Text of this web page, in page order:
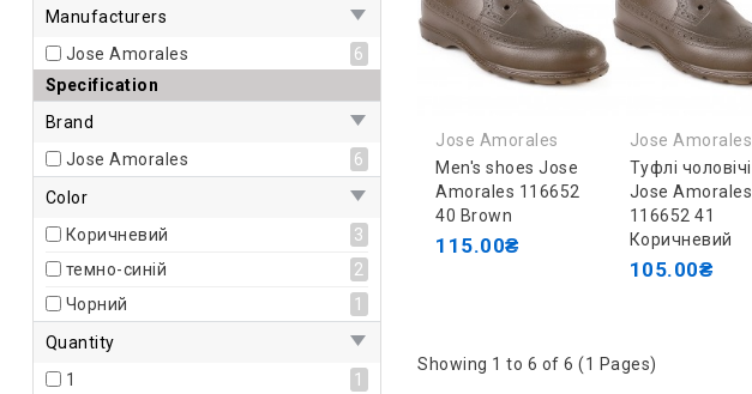
Manufacturers
Jose Amorales
6
Specification
Brand
Jose Amorales
6
Color
Коричневий
3
темно-синій
2
Чорний
1
Quantity
1
1
Jose Amorales
Men's shoes Jose
Amorales 116652
40 Brown
115.00₴
Jose Amorales
Туфлі чоловічі
Jose Amorales
116652 41
Коричневий
105.00₴
Showing 1 to 6 of 6 (1 Pages)